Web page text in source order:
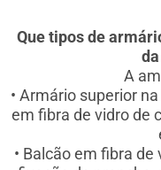
Que tipos de
A
• Armário superior
em fibra de vidro de
• Balcão em fibra